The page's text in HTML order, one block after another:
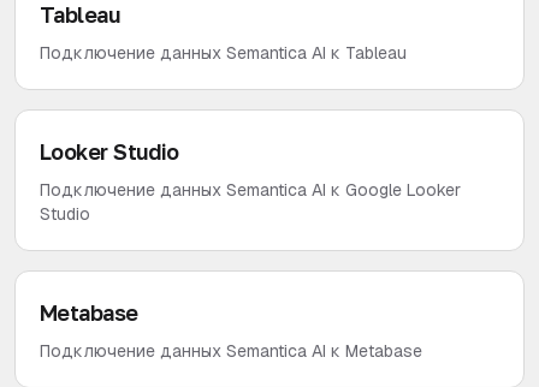
Tableau
Подключение данных Semantica AI к Tableau
Looker Studio
Подключение данных Semantica AI к Google Looker
Studio
Metabase
Подключение данных Semantica AI к Metabase